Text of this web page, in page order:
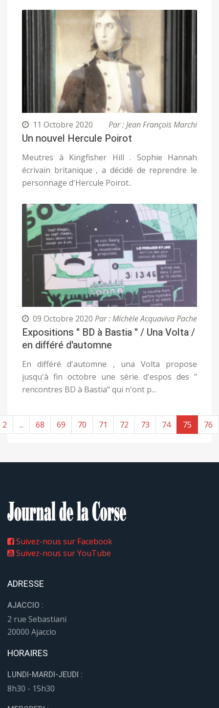
11 Octobre 2020 Par : Jean François Marchi
Un nouvel Hercule Poirot
Meutres à Kingfisher Hill . Sophie Hannah
écrivain britanique , a décidé de reprendre le
personnage d'Hercule Poirot..
09 Octobre 2020 Par : Michèle Acquaviva Pache
Expositions " BD à Bastia " / Una Volta /
en différé d'automne
En différé d'automne , una Volta propose
jusqu'à fin octobre une série d'espos des "
rencontres BD à Bastia" qui n'ont p...
2 ... 68 69 70 71 72 73 74 75 76
Suivez-nous sur Facebook
Suivez-nous sur YouTube
ADRESSE
AJACCIO :
2 rue Sebastiani
20000 Ajaccio
HORAIRES
LUNDI-MARDI-JEUDI :
8h30 - 15h30